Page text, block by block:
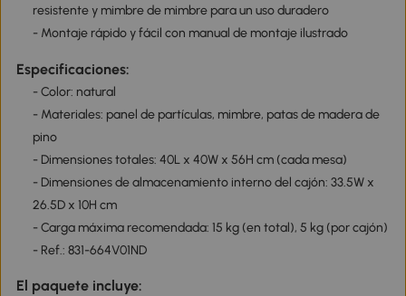
resistente y mimbre de mimbre para un uso duradero
- Montaje rápido y fácil con manual de montaje ilustrado
Especificaciones:
- Color: natural
- Materiales: panel de partículas, mimbre, patas de madera de
pino
- Dimensiones totales: 40L x 40W x 56H cm (cada mesa)
- Dimensiones de almacenamiento interno del cajón: 33.5W x
26.5D x 10H cm
- Carga máxima recomendada: 15 kg (en total), 5 kg (por cajón)
- Ref.: 831-664V01ND
El paquete incluye: